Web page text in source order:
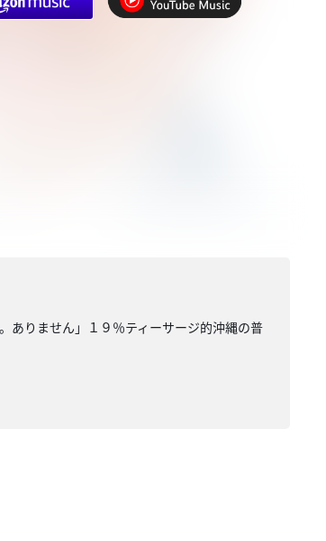
ありません」１９％ティーサージ的沖縄の普